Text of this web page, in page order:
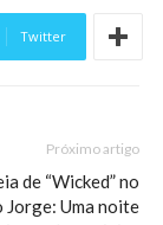
Twitter
Próximo artigo
de “Wicked” no
Jorge: Uma noite